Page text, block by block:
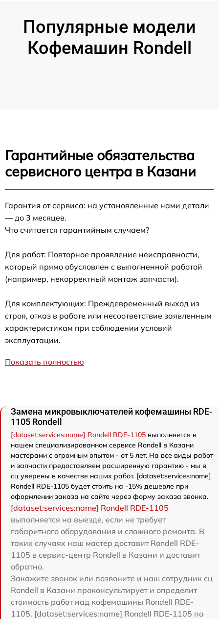
Популярные модели
Кофемашин Rondell
Гарантийные обязательства
сервисного центра в Казани
Гарантия от сервиса: на установленные нами детали
— до 3 месяцев.
Что считается гарантийным случаем?
Для работ: Повторное проявление неисправности,
который прямо обусловлен с выполненной работой
(например, некорректный монтаж запчасти).
Для комплектующих: Преждевременный выход из
строя, отказ в работе или несоответствие заявленным
характеристикам при соблюдении условий
эксплуатации.
Показать полностью
Замена микровыключателей кофемашины RDE-
1105 Rondell
[dataset:services:name] Rondell RDE-1105 выполняется в
нашем специализированном сервисе Rondell в Казани
мастерами с огромным опытом - от 5 лет. На все виды работ
и запчасти предоставляем расширенную гарантию - мы в
сц уверены в качестве наших работ. [dataset:services:name]
Rondell RDE-1105 будет стоить на -15% дешевле при
оформлении заказа на сайте через форму заказа звонка.
[dataset:services:name] Rondell RDE-1105
выполняется на выезде, если не требует
габаритного оборудования и сложного ремонта. В
таких случаях наш мастер доставит Rondell RDE-
1105 в сервис-центр Rondell в Казани и доставит
обратно.
Закажите звонок или позвоните и наш сотрудник сц
Rondell в Казани проконсультирует и определит
стоимость работ над кофемашины Rondell RDE-
1105. [dataset:services:name] Rondell RDE-1105 по